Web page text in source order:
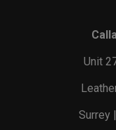
Unit
Surrey